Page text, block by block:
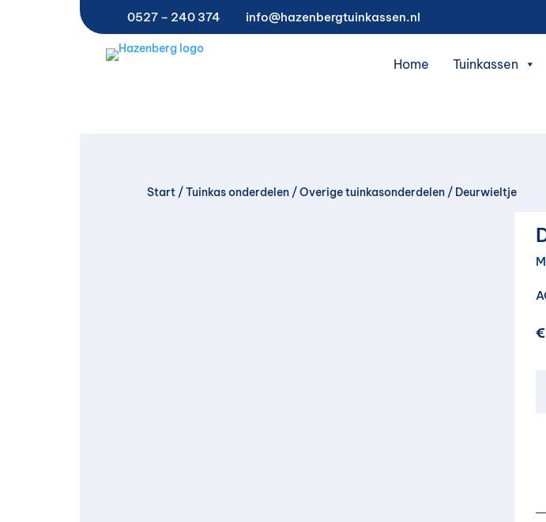
0527 – 240 374 info@hazenbergtuinkassen.nl
Home Tuinkassen
Start /Tuinkas onderdelen /Overige tuinkasonderdelen / Deurwieltje
€